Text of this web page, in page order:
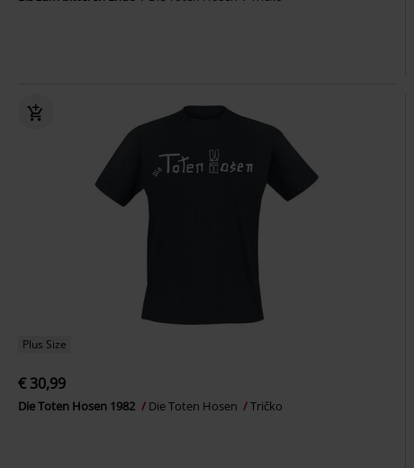
Plus Size
€ 30,99
Die Toten Hosen 1982 Die Toten Hosen Tričko